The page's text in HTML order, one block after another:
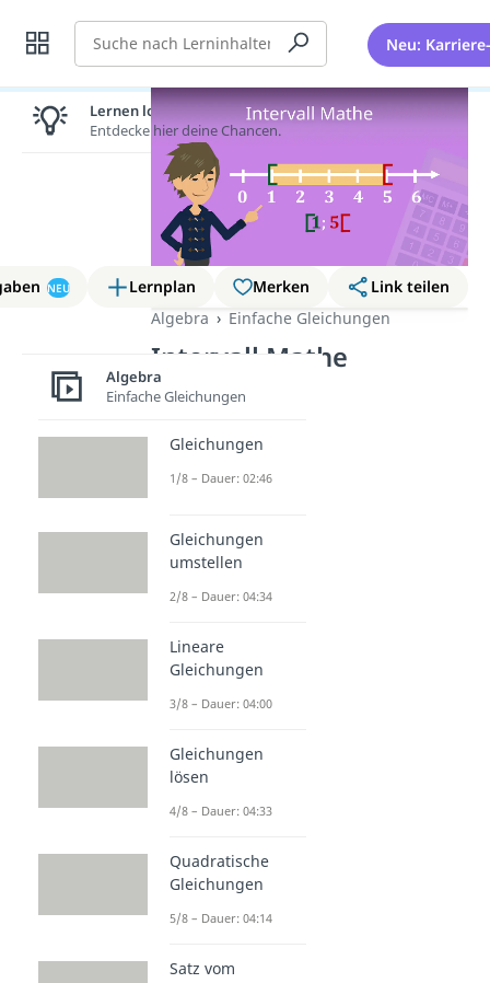
Suche Neu:
NEU Lernplan Merken
Link teilen
Algebra
Einfache Gleichungen
Intervall Mathe
Lernen lohnt sich!
Entdecke hier deine Chancen.
Algebra
Einfache Gleichungen
Gleichungen
1/8 – Dauer: 02:46
Gleichungen
umstellen
2/8 – Dauer: 04:34
Lineare
Gleichungen
3/8 – Dauer: 04:00
Gleichungen
lösen
4/8 – Dauer: 04:33
Quadratische
Gleichungen
5/8 – Dauer: 04:14
Satz vom